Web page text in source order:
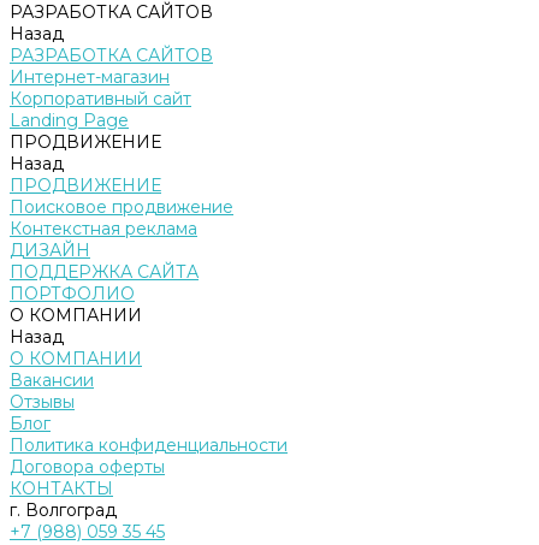
РАЗРАБОТКА САЙТОВ
Назад
РАЗРАБОТКА САЙТОВ
Интернет-магазин
Корпоративный сайт
Landing Page
ПРОДВИЖЕНИЕ
Назад
ПРОДВИЖЕНИЕ
Поисковое продвижение
Контекстная реклама
ДИЗАЙН
ПОДДЕРЖКА САЙТА
ПОРТФОЛИО
О КОМПАНИИ
Назад
О КОМПАНИИ
Вакансии
Отзывы
Блог
Политика конфиденциальности
Договора оферты
КОНТАКТЫ
г. Волгоград
+7 (988) 059 35 45